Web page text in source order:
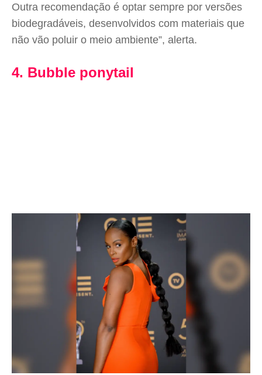
Outra recomendação é optar sempre por versões
biodegradáveis, desenvolvidos com materiais que
não vão poluir o meio ambiente”, alerta.
4. Bubble ponytail